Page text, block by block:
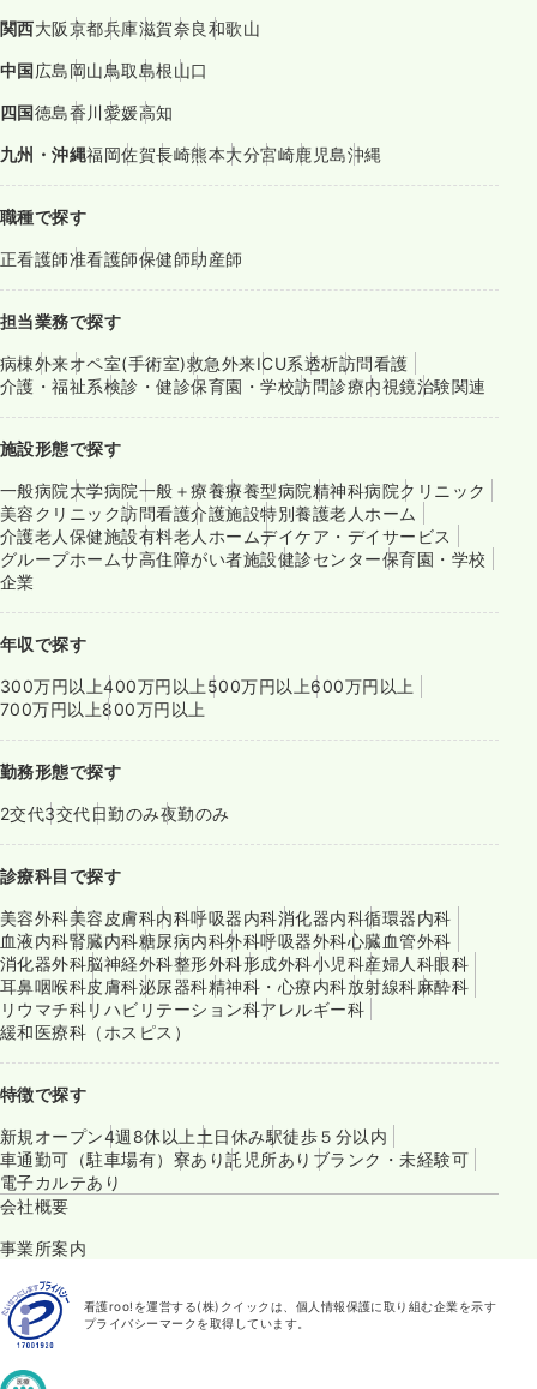
関西大阪京都兵庫滋賀奈良和歌山
中国広島岡山鳥取島根山口
四国徳島香川愛媛高知
九州・沖縄福岡佐賀長崎熊本大分宮崎鹿児島沖縄
職種で探す
正看護師准看護師保健師助産師
担当業務で探す
病棟外来オペ室(手術室)救急外来ICU系透析訪問看護
介護・福祉系検診・健診保育園・学校訪問診療内視鏡治験関連
施設形態で探す
一般病院大学病院一般＋療養療養型病院精神科病院クリニック
美容クリニック訪問看護介護施設特別養護老人ホーム
介護老人保健施設有料老人ホームデイケア・デイサービス
グループホームサ高住障がい者施設健診センター保育園・学校
企業
年収で探す
300万円以上400万円以上 500万円以上600万円以上
700万円以上800万円以上
勤務形態で探す
2交代3交代日勤のみ夜勤のみ
診療科目で探す
美容外科美容皮膚科内科呼吸器内科消化器内科循環器内科
血液内科腎臓内科糖尿病内科外科呼吸器外科心臓血管外科
消化器外科脳神経外科整形外科形成外科小児科産婦人科眼科
耳鼻咽喉科皮膚科泌尿器科精神科・心療内科放射線科麻酔科
リウマチ科リハビリテーション科アレルギー科
緩和医療科（ホスピス）
特徴で探す
新規オープン4週8休以上 土日休み駅徒歩５分以内
車通勤可（駐車場有） 寮あり託児所あり ブランク・未経験可
電子カルテあり
会社概要
事業所案内
看護roo!を運営する(株)クイックは、個人情報保護に取り組む企業を示す
プライバシーマークを取得しています。